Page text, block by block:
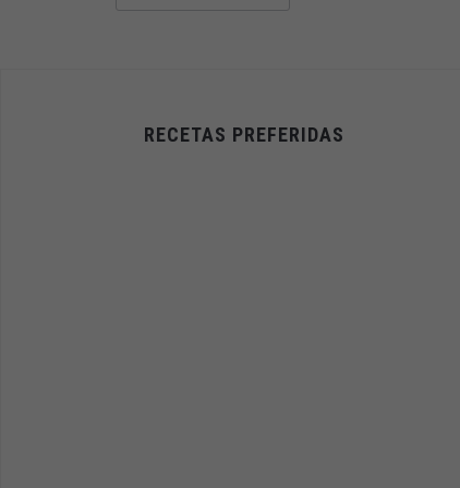
RECETAS PREFERIDAS